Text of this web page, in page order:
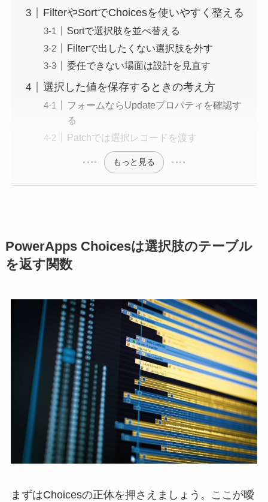
FilterやSortでChoicesを使いやすく整える
Sortで選択肢を並べ替える
Filterで出したくない選択肢を外す
委任できない場面は設計を見直す
選択した値を保存するときの考え方
フォームならUpdateプロパティを確認す
る
Patchでは選択レコードを渡す
もっと見る
PowerApps Choicesは選択肢のテーブル
を返す関数
まずはChoicesの正体を押さえましょう。ここが曖